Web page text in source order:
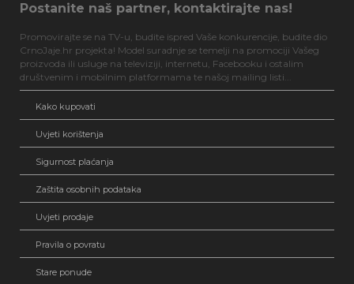
Postanite naš partner, kontaktirajte nas!
Promovirajte se na TV-u, budite ispred Vaše konkurencije, budite dio
CrnoJaje.hr projekta! Model suradnje se temelji na promociji Vašeg
proizvoda ili usluge na televiziji, internetu, Facebooku i ostalim
društvenim i mobilnim platformama te našoj mailing listi...
Kako kupovati
Uvjeti korištenja
Sigurnost plaćanja
Zaštita osobnih podataka
Uvjeti prodaje
Pravila o povratu
Stare ponude